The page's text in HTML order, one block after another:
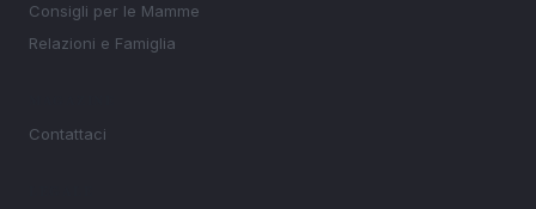
Consigli per le Mamme
Relazioni e Famiglia
Contattaci